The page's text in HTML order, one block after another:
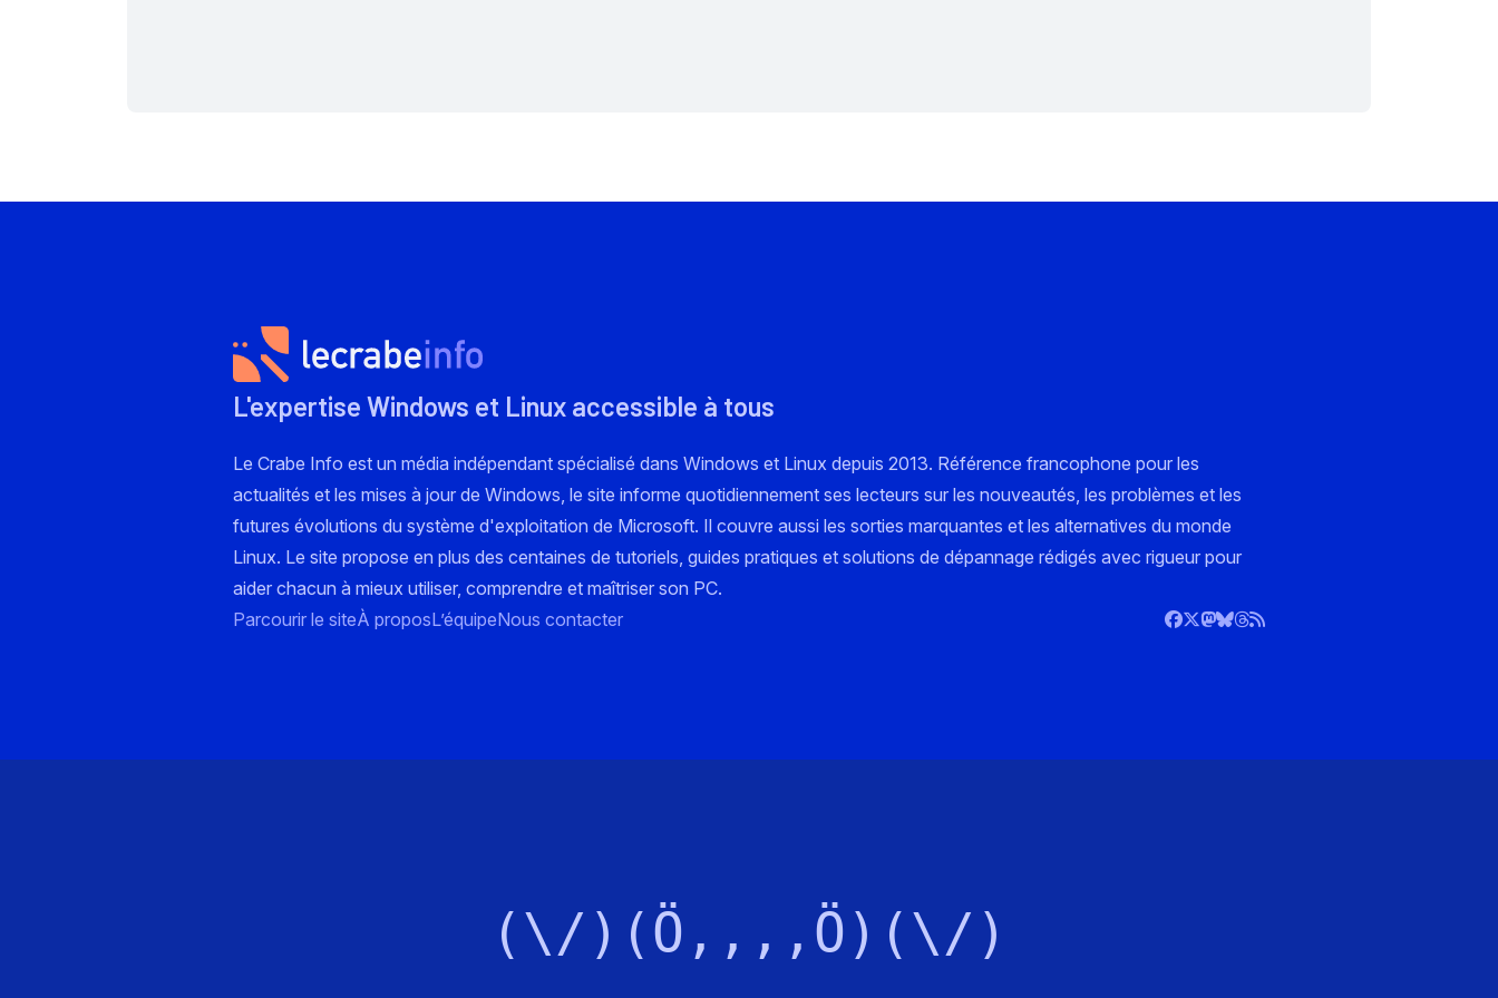
L'expertise Windows et Linux accessible à tous
Le Crabe Info est un média indépendant spécialisé dans Windows et Linux depuis 2013. Référence francophone pour les
actualités et les mises à jour de Windows, le site informe quotidiennement ses lecteurs sur les nouveautés, les problèmes et les
futures évolutions du système d'exploitation de Microsoft. Il couvre aussi les sorties marquantes et les alternatives du monde
Linux. Le site propose en plus des centaines de tutoriels, guides pratiques et solutions de dépannage rédigés avec rigueur pour
aider chacun à mieux utiliser, comprendre et maîtriser son PC.
Parcourir le siteÀ proposL’équipeNous contacter
(\/)(Ö,,,,Ö)(\/)